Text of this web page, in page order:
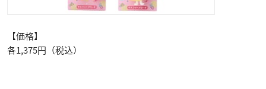
【価格】
各1,375円（税込）